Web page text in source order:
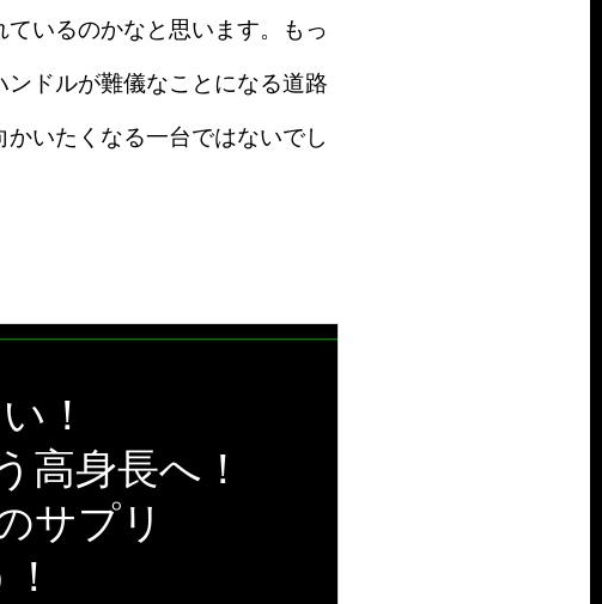
いるのかなと思います。もっ
ドルが難儀なことになる道路
いたくなる一台ではないでし
！
高身長へ！
サプリ